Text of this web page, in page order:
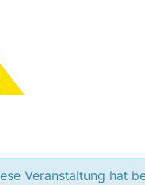
Veranstaltung hat